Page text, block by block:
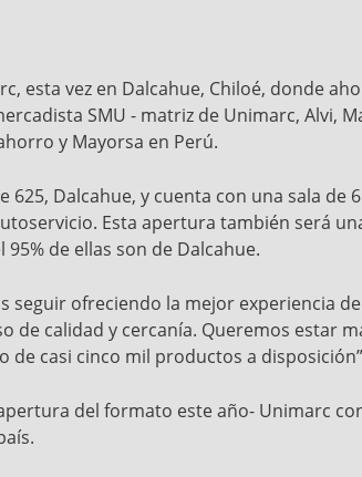
esta vez en Dalcahue, Chiloé, donde
SMU - matriz de Unimarc, Alvi,
y Mayorsa en Perú.
625, Dalcahue, y cuenta con una sala
Esta apertura también será
de ellas son de Dalcahue.
seguir ofreciendo la mejor experiencia
calidad y cercanía. Queremos estar
casi cinco mil productos a
del formato este año- Unimarc